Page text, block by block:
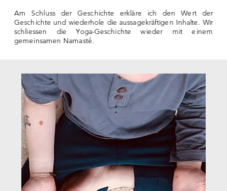
Am Schluss der Geschichte erkläre ich den Wert der
Geschichte und wiederhole die aussagekräftigen Inhalte. Wir
schliessen die Yoga-Geschichte wieder mit einem
gemeinsamen Namasté.